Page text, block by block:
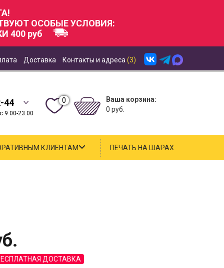
ОСОБЫЕ УСЛОВИЯ:
400 руб
Доставка Контакты и адреса (3)
44
9.00-23.00
0
Ваша корзина:
0 руб.
КЛИЕНТАМ ПЕЧАТЬ НА ШАРАХ
ДОСТАВКА